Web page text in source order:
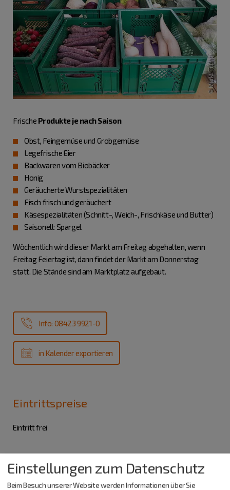
Frische Produkte je nach Saison
Obst, Feingemüse und Grobgemüse
Legefrische Eier
Backwaren vom Biobäcker
Honig
Geräucherte Wurstspezialitäten
Fisch frisch und geräuchert
Käsespezialitäten (Schnitt-, Weich-, Frischkäse und Butter)
Saisonell: Spargel
Wöchentlich wird dieser Markt am Freitag abgehalten, wenn
Freitag Feiertag ist, dann findet der Markt am Donnerstag
statt. Die Stände sind am Marktplatz aufgebaut.
Info: 08423 9921-0
in Kalender exportieren
Eintrittspreise
Eintritt frei
Einstellungen zum Datenschutz
Beim Besuch unserer Website werden Informationen über Sie